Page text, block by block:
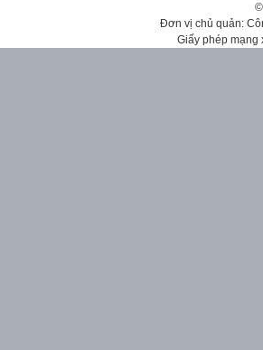
Đơn vị chủ quản:
Giấy phép mạng